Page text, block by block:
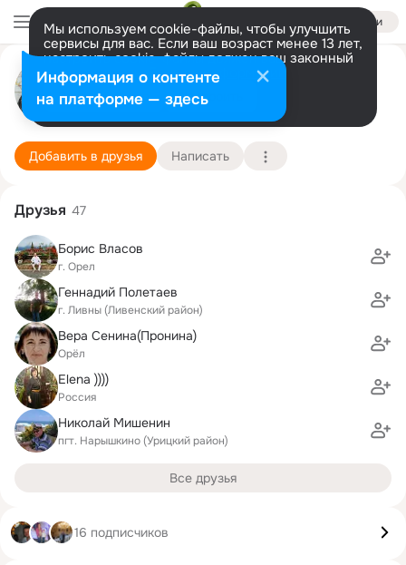
Войти
Мы используем cookie-файлы, чтобы улучшить
сервисы для вас. Если ваш возраст менее 13 лет,
настроить cookie-файлы должен ваш законный
представитель. Больше информации
Разрешить все Настроить
Петр Машегов
Орел 28 октября (59 лет)
Подробнее
Добавить в друзья Написать
Друзья 47
Борис Власов
г. Орел
Геннадий Полетаев
г. Ливны (Ливенский район)
Вера Сенина(Пронина)
Орёл
Elena ))))
Россия
Николай Мишенин
пгт. Нарышкино (Урицкий район)
Все друзья
16 подписчиков
Информация о контенте
на платформе — здесь